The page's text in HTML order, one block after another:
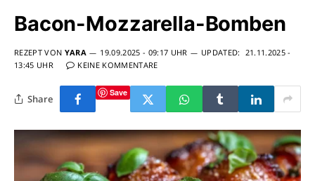
Bacon-Mozzarella-Bomben
REZEPT VON YARA 19.09.2025 - 09:17 UHR UPDATED: 21.11.2025 -
13:45 UHR
KEINE KOMMENTARE
Share Save